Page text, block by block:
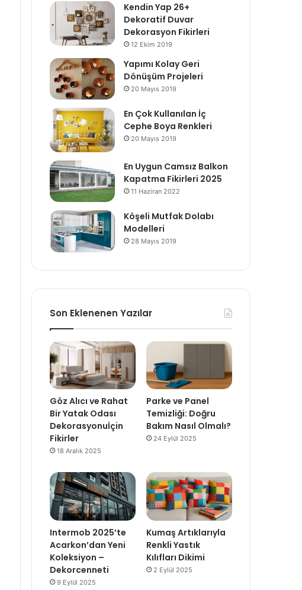
Kendin Yap 26+
Dekoratif Duvar
Dekorasyon Fikirleri
12 Ekim 2019
Yapımı Kolay Geri
Dönüşüm Projeleri
20 Mayıs 2019
En Çok Kullanılan İç
Cephe Boya Renkleri
20 Mayıs 2019
En Uygun Camsız Balkon
Kapatma Fikirleri 2025
11 Haziran 2022
Köşeli Mutfak Dolabı
Modelleri
28 Mayıs 2019
Son Eklenenen Yazılar
Göz Alıcı ve Rahat
Bir Yatak Odası
Dekorasyonuİçin
Fikirler
18 Aralık 2025
Parke ve Panel
Temizliği: Doğru
Bakım Nasıl Olmalı?
24 Eylül 2025
Intermob 2025’te
Acarkon’dan Yeni
Koleksiyon –
Dekorcenneti
9 Eylül 2025
Kumaş Artıklarıyla
Renkli Yastık
Kılıfları Dikimi
2 Eylül 2025